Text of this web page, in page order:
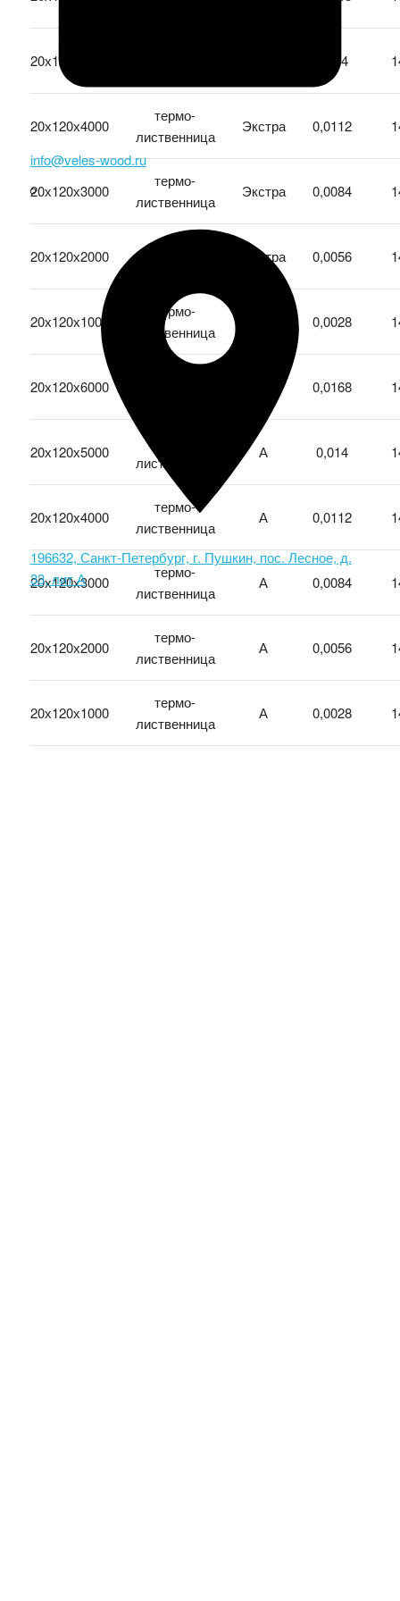
20х120х5000 0,014
20х120х4000
термо-
лиственница
Экстра 0,0112
20х120х3000
термо-
лиственница
Экстра 0,0084
20х120х2000
термо-
Экстра 0,0056
20х120х1000
термо-
лиственница
0,0028
20х120х6000 0,0168
20х120х5000
лиственница
А 0,014
20х120х4000
термо-
лиственница
А 0,0112
20х120х3000
термо-
лиственница
А 0,0084
20х120х2000
термо-
лиственница
А 0,0056
20х120х1000
термо-
лиственница
А 0,0028
info@veles-wood.ru
196632, Санкт-Петербург, г. Пушкин, пос. Лесное, д.
33, лит А